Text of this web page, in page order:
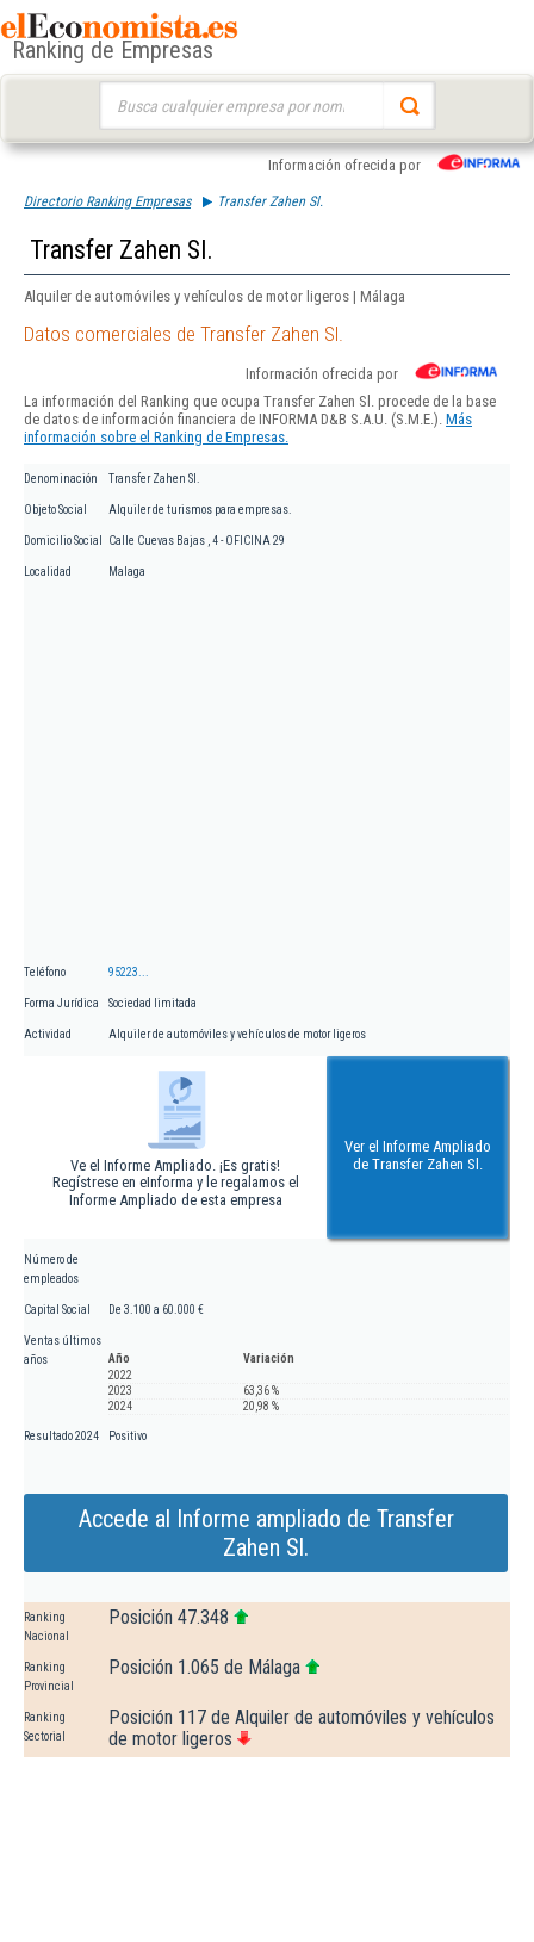
Ranking de Empresas
Información ofrecida por
Directorio Ranking Empresas Transfer Zahen Sl.
Transfer Zahen Sl.
Alquiler de automóviles y vehículos de motor ligeros | Málaga
Datos comerciales de Transfer Zahen Sl.
Información ofrecida por
La información del Ranking que ocupa Transfer Zahen Sl. procede de la base
de datos de información financiera de INFORMA D&B S.A.U. (S.M.E.). Más
información sobre el Ranking de Empresas.
Denominación Transfer Zahen Sl.
Objeto Social Alquiler de turismos para empresas.
Domicilio Social Calle Cuevas Bajas , 4 - OFICINA 29
Localidad Malaga
Teléfono 95223...
Forma Jurídica Sociedad limitada
Actividad Alquiler de automóviles y vehículos de motor ligeros
Ve el Informe Ampliado. ¡Es gratis!
Regístrese en eInforma y le regalamos el
Informe Ampliado de esta empresa
Ver el Informe Ampliado
de Transfer Zahen Sl.
Número de
empleados
Capital Social De 3.100 a 60.000 €
Ventas últimos
años
Año
Variación
2022
2023
63,36 %
2024
20,98 %
Resultado 2024 Positivo
Accede al Informe ampliado de Transfer
Zahen Sl.
Ranking
Nacional
Posición 47.348
Ranking
Provincial
Posición 1.065 de Málaga
Ranking
Sectorial
Posición 117 de Alquiler de automóviles y vehículos
de motor ligeros